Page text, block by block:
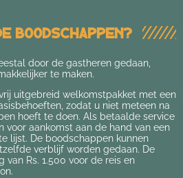
boodschappen?
door de gastheren gedaan,
te maken.
uitgebreid welkomstpakket met een
zodat u niet meteen na
hoeft te doen. Als betaalde service
voor aankomst aan de hand van een
lijst. De boodschappen kunnen
verblijf worden gedaan. De
van Rs. 1.500 voor de reis en